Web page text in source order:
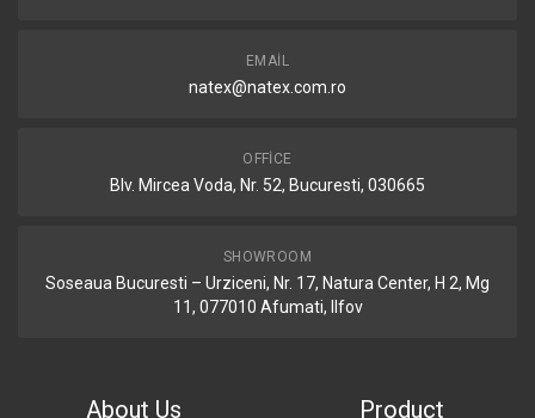
EMAIL
natex@natex.com.ro
OFFICE
Blv. Mircea Voda, Nr. 52, Bucuresti, 030665
SHOWROOM
Soseaua Bucuresti – Urziceni, Nr. 17, Natura Center, H 2, Mg
11, 077010 Afumati, Ilfov
About Us Product